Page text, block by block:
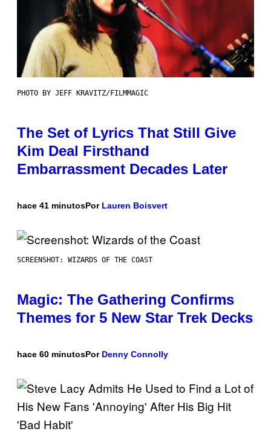
PHOTO BY JEFF KRAVITZ/FILMMAGIC
The Set of Lyrics That Still Give
Kim Deal Firsthand
Embarrassment Decades Later
hace 41 minutosPor Lauren Boisvert
SCREENSHOT: WIZARDS OF THE COAST
Magic: The Gathering Confirms
Themes for 5 New Star Trek Decks
hace 60 minutosPor Denny Connolly